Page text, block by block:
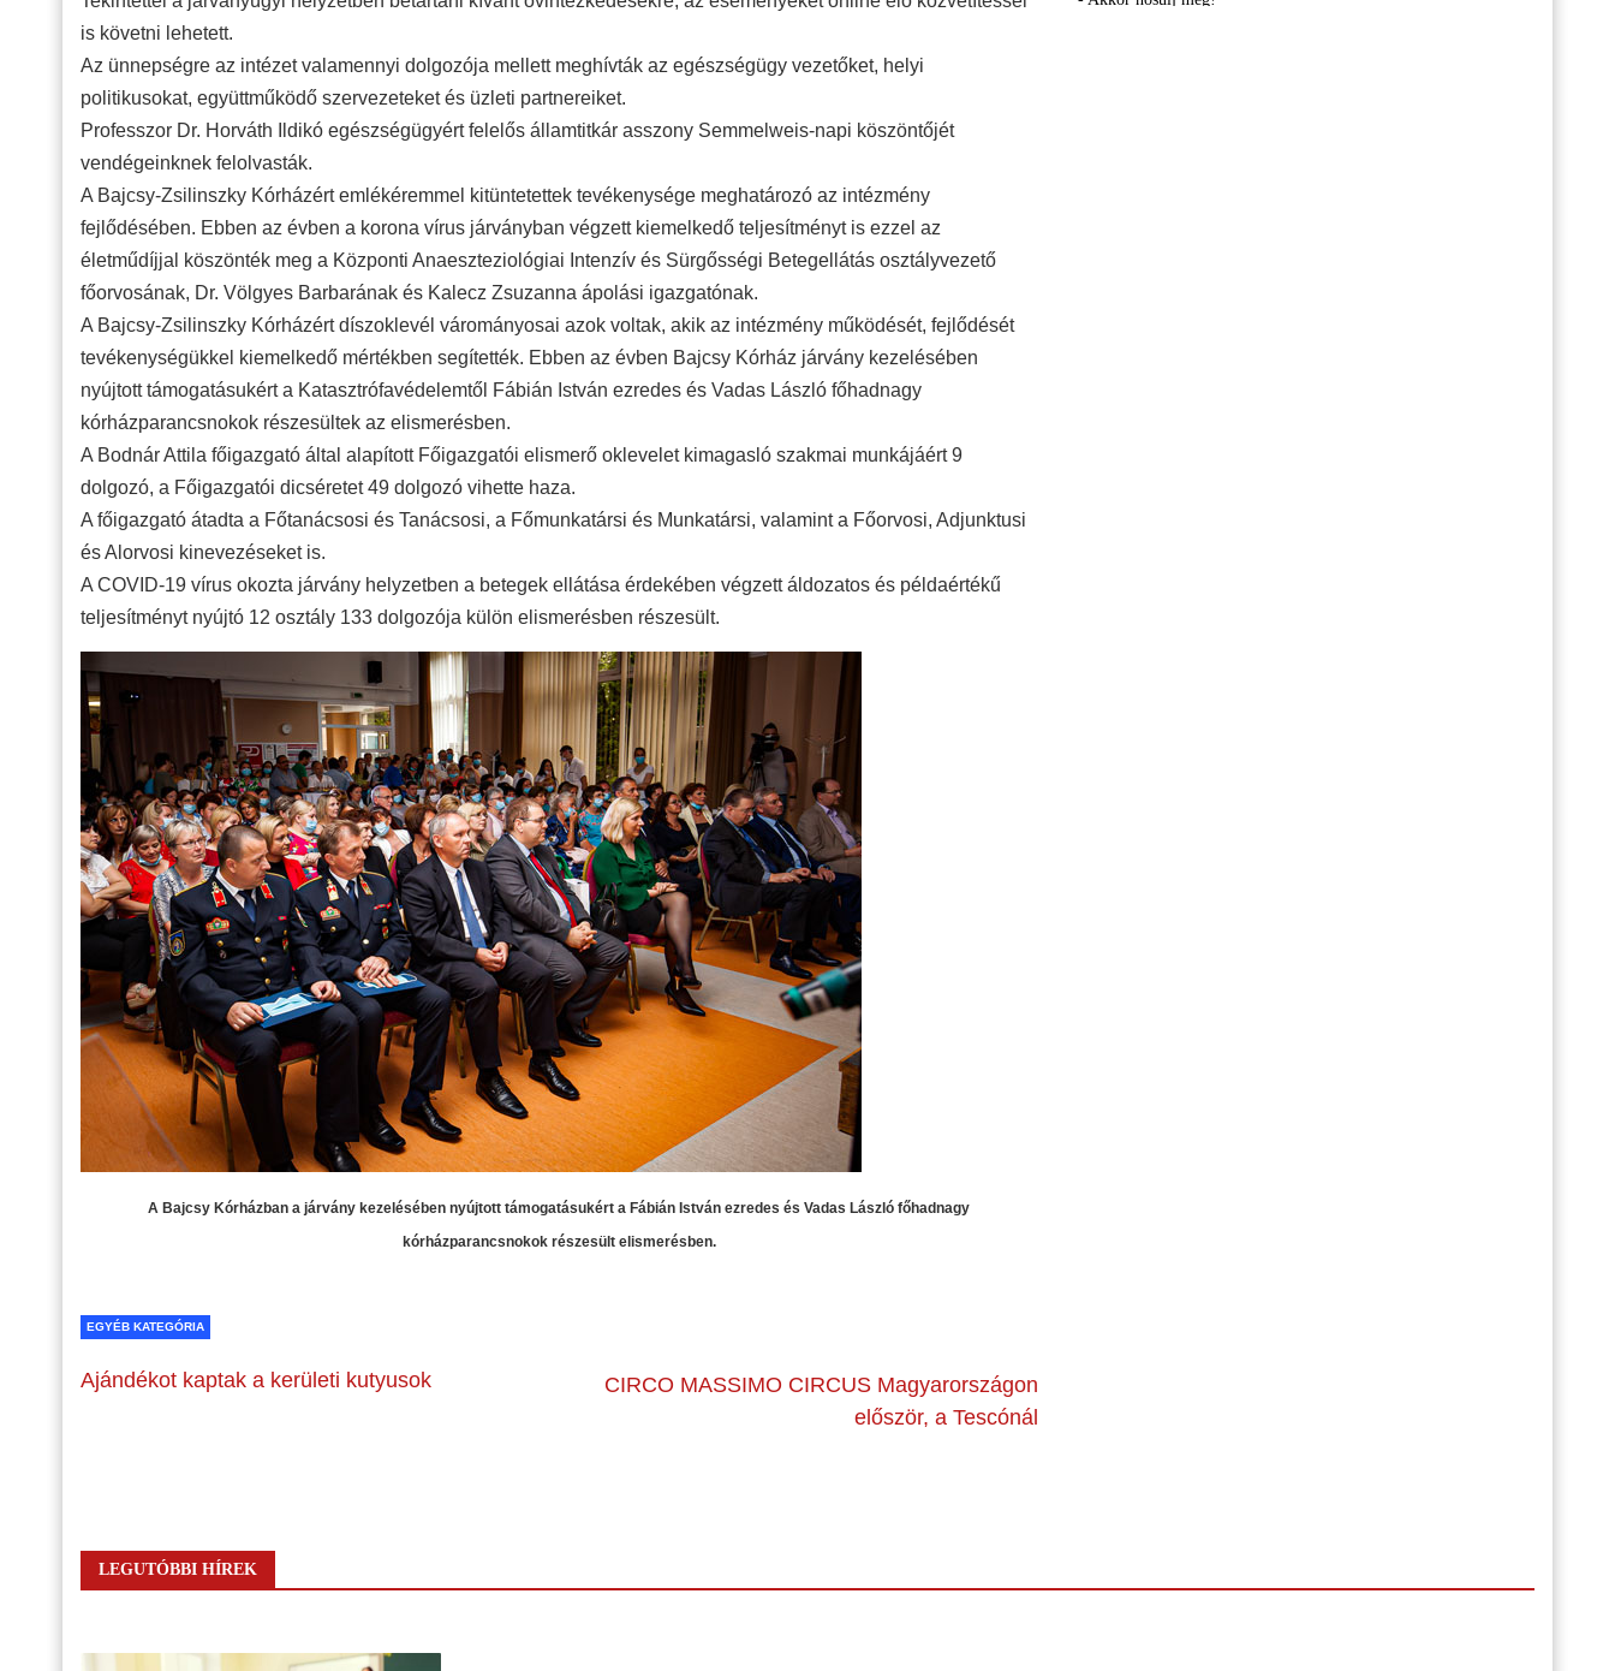
is követni lehetett.
Az ünnepségre az intézet valamennyi dolgozója mellett meghívták az egészségügy vezetőket, helyi
politikusokat, együttműködő szervezeteket és üzleti partnereiket.
Professzor Dr. Horváth Ildikó egészségügyért felelős államtitkár asszony Semmelweis-napi köszöntőjét
vendégeinknek felolvasták.
A Bajcsy-Zsilinszky Kórházért emlékéremmel kitüntetettek tevékenysége meghatározó az intézmény
fejlődésében. Ebben az évben a korona vírus járványban végzett kiemelkedő teljesítményt is ezzel az
életműdíjjal köszönték meg a Központi Anaeszteziológiai Intenzív és Sürgősségi Betegellátás osztályvezető
főorvosának, Dr. Völgyes Barbarának és Kalecz Zsuzanna ápolási igazgatónak.
A Bajcsy-Zsilinszky Kórházért díszoklevél várományosai azok voltak, akik az intézmény működését, fejlődését
tevékenységükkel kiemelkedő mértékben segítették. Ebben az évben Bajcsy Kórház járvány kezelésében
nyújtott támogatásukért a Katasztrófavédelemtől Fábián István ezredes és Vadas László főhadnagy
kórházparancsnokok részesültek az elismerésben.
A Bodnár Attila főigazgató által alapított Főigazgatói elismerő oklevelet kimagasló szakmai munkájáért 9
dolgozó, a Főigazgatói dicséretet 49 dolgozó vihette haza.
A főigazgató átadta a Főtanácsosi és Tanácsosi, a Főmunkatársi és Munkatársi, valamint a Főorvosi, Adjunktusi
és Alorvosi kinevezéseket is.
A COVID-19 vírus okozta járvány helyzetben a betegek ellátása érdekében végzett áldozatos és példaértékű
teljesítményt nyújtó 12 osztály 133 dolgozója külön elismerésben részesült.
A Bajcsy Kórházban a járvány kezelésében nyújtott támogatásukért a Fábián István ezredes és Vadas László főhadnagy
kórházparancsnokok részesült elismerésben.
EGYÉB KATEGÓRIA
Ajándékot kaptak a kerületi kutyusok
CIRCO MASSIMO CIRCUS Magyarországon
először, a Tescónál
LEGUTÓBBI HÍREK